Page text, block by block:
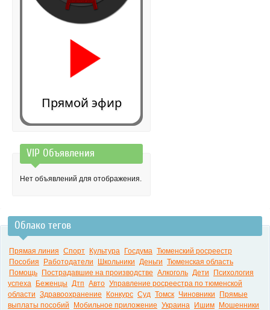
0:00
Прямой эфир
VIP Объявления
Нет объявлений для отображения.
Облако тегов
Прямая линия Спорт Культура Госдума Тюменский росреестр
Пособия
Работодатели Школьники Деньги Тюменская область
Помощь
Пострадавшие на производстве Алкоголь Дети
Психология
успеха
Беженцы Дтп Авто Управление росреестра по тюменской
области Здравоохранение Конкурс Суд Томск Чиновники
Прямые
выплаты пособий
Мобильное приложение Украина Ишим
Мошенники